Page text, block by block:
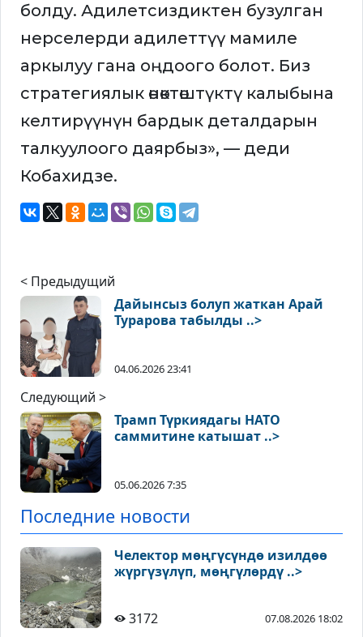
болду. Адилетсиздиктен бузулган
нерселерди адилеттүү мамиле
аркылуу гана оңдоого болот. Биз
стратегиялык өнөктөштүктү калыбына
келтирүүнүн бардык деталдарын
талкуулоого даярбыз», — деди
Кобахидзе.
< Предыдущий
Дайынсыз болуп жаткан Арай
Турарова табылды ..>
04.06.2026 23:41
Следующий >
Трамп Түркиядагы НАТО
саммитине катышат ..>
05.06.2026 7:35
Последние новости
Челектор мөңгүсүндө изилдөө
жүргүзүлүп, мөңгүлөрдү ..>
3172 07.08.2026 18:02